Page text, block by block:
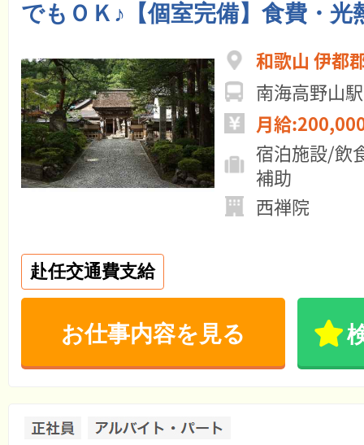
でもＯＫ♪【個室完備】食費・光
和歌山 伊都
南海高野
月給
宿泊施設/飲
補助
西禅院
赴任交通費支給
お仕事内容を見る